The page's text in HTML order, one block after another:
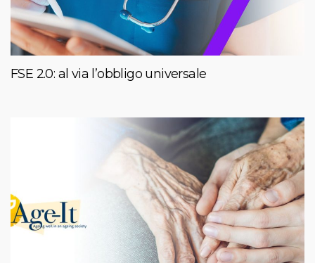
FSE 2.0: al via l’obbligo universale